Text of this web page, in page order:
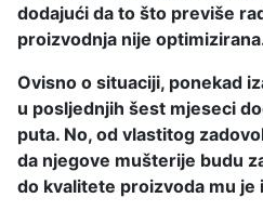
dodajući da to što previše
proizvodnja nije
Ovisno o situaciji, ponekad
u posljednjih šest mjeseci
puta. No, od vlastitog
da njegove mušterije budu
do kvalitete proizvoda mu je